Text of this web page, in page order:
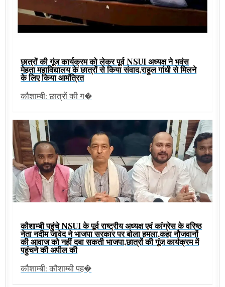
छात्रों की गूंज कार्यक्रम को लेकर पूर्व NSUI अध्यक्ष ने भवंस
मेहता महाविद्यालय के छात्रों से किया संवाद,राहुल गांधी से मिलने
के लिए किया आमंत्रित
कौशाम्बी: छात्रों की ग�
कौशाम्बी पहुंचे NSUI के पूर्व राष्ट्रीय अध्यक्ष एवं कांग्रेस के वरिष्ठ
नेता नदीम जावेद ने भाजपा सरकार पर बोला हमला,कहा नौजवानों
की आवाज को नहीं दबा सकती भाजपा,छात्रों की गूंज कार्यक्रम में
पहुंचने की अपील की
कौशाम्बी: कौशाम्बी पह�